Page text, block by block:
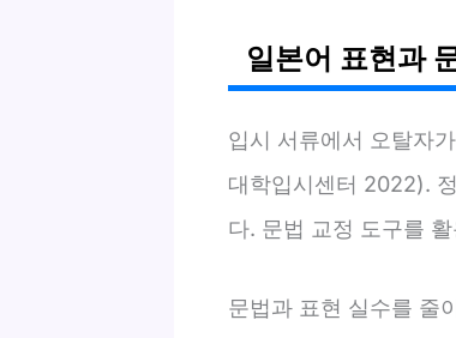
일본어 표현과
입시 서류에서 오탈자가
대학입시센터 2022).
다. 문법 교정 도구를
문법과 표현 실수를 줄